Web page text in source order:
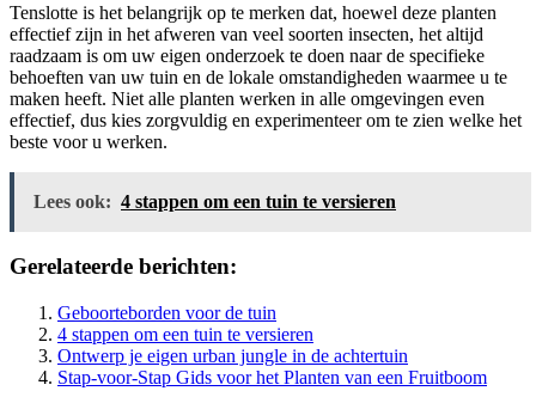
Tenslotte is het belangrijk op te merken dat, hoewel deze planten
effectief zijn in het afweren van veel soorten insecten, het altijd
raadzaam is om uw eigen onderzoek te doen naar de specifieke
behoeften van uw tuin en de lokale omstandigheden waarmee u te
maken heeft. Niet alle planten werken in alle omgevingen even
effectief, dus kies zorgvuldig en experimenteer om te zien welke het
beste voor u werken.
Lees ook: 4 stappen om een tuin te versieren
Gerelateerde berichten:
Geboorteborden voor de tuin
4 stappen om een tuin te versieren
Ontwerp je eigen urban jungle in de achtertuin
Stap-voor-Stap Gids voor het Planten van een Fruitboom